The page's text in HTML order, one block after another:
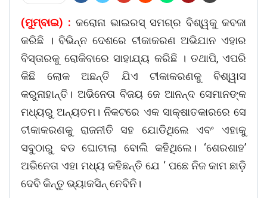
(ମୁମ୍ବାଇ) : କରୋନା ଭାଇରସ୍ ସମଗ୍ର ବିଶ୍ୱକୁ କବଜା
କରିଛି । ବିଭିନ୍ନ ଦେଶରେ ଟୀକାକରଣ ଅଭିଯାନ ଏହାର
ବିସ୍ତାରକୁ ରୋକିବାରେ ସାହାଯ୍ୟ କରିଛି । ତଥାପି, ଏପରି
କିଛି ଲୋକ ଅଛନ୍ତି ଯିଏ ଟୀକାକରଣକୁ ବିଶ୍ୱାସ
କରୁନାହାନ୍ତି। ଅଭିନେତା ବିଜୟ ଜେ ଆନନ୍ଦ ସେମାନଙ୍କ
ମଧ୍ୟରୁ ଅନ୍ୟତମ। ନିକଟରେ ଏକ ସାକ୍ଷାତକାରରେ ସେ
ଟୀକାକରଣକୁ ରାଜନୀତି ସହ ଯୋଡିଥିଲେ ଏବଂ ଏହାକୁ
ସବୁଠାରୁ ବଡ ଘୋଟାଲା ବୋଲି କହିଥିଲେ। ‘ଶେରଶାହ’
ଅଭିନେତା ଏହା ମଧ୍ୟ କହିଛନ୍ତି ଯେ ‘ ପଛେ ନିଜ କାମ ଛାଡ଼ି
ଦେବି କିନ୍ତୁ ଭ୍ୟାକସିନ୍‌ ନେବିନି।